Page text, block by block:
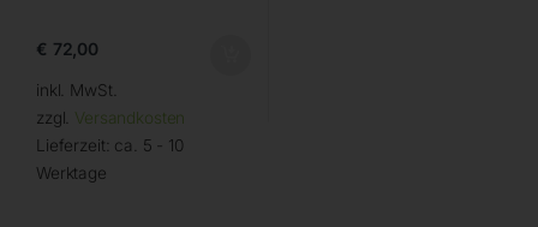
€ 72,00
inkl. MwSt.
zzgl. Versandkosten
Lieferzeit: ca. 5 - 10
Werktage